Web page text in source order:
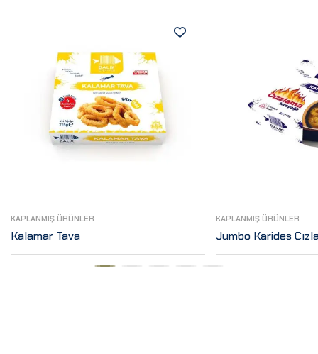
KAPLANMIŞ ÜRÜNLER
Kalamar Tava
KAPLANMIŞ ÜRÜNLER
Jumbo Karides